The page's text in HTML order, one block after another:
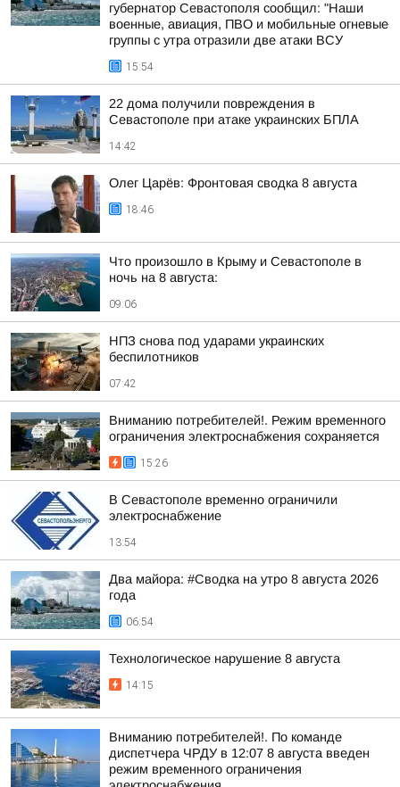
губернатор Севастополя сообщил: "Наши
военные, авиация, ПВО и мобильные огневые
группы с утра отразили две атаки ВСУ
15:54
22 дома получили повреждения в
Севастополе при атаке украинских БПЛА
14:42
Олег Царёв: Фронтовая сводка 8 августа
18:46
Что произошло в Крыму и Севастополе в
ночь на 8 августа:
09:06
НПЗ снова под ударами украинских
беспилотников
07:42
Вниманию потребителей!. Режим временного
ограничения электроснабжения сохраняется
15:26
В Севастополе временно ограничили
электроснабжение
13:54
Два майора: #Сводка на утро 8 августа 2026
года
06:54
Технологическое нарушение 8 августа
14:15
Вниманию потребителей!. По команде
диспетчера ЧРДУ в 12:07 8 августа введен
режим временного ограничения